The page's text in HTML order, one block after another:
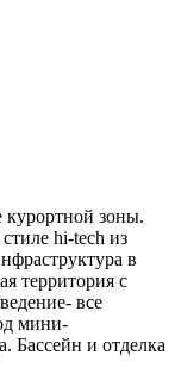
курортной зоны.
hi-tech из
в
территория с
все
мини-
Бассейн и отделка